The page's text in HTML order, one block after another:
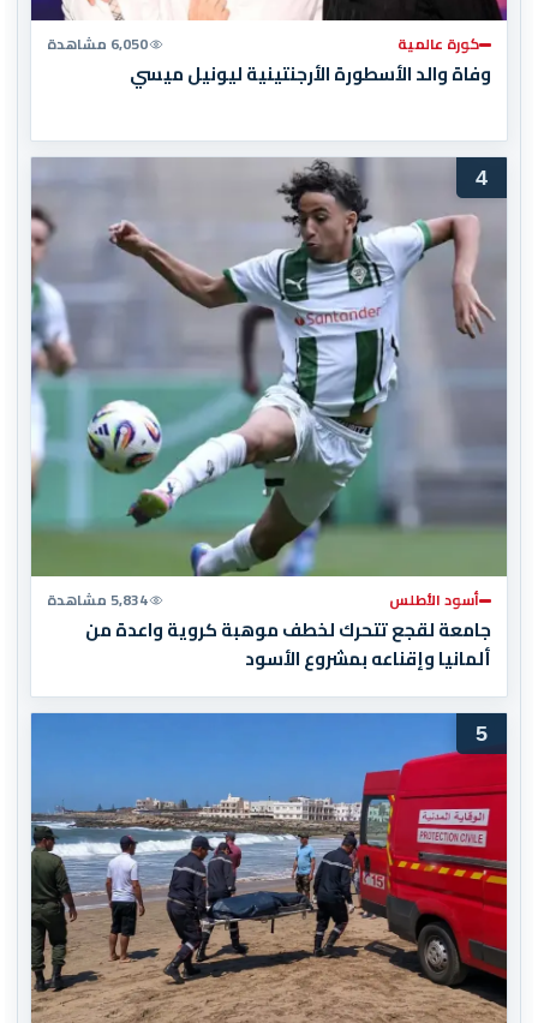
كورة عالمية 6,050 مشاهدة
وفاة والد الأسطورة الأرجنتينية ليونيل ميسي
4
أسود الأطلس 5,834 مشاهدة
جامعة لقجع تتحرك لخطف موهبة كروية واعدة من
ألمانيا وإقناعه بمشروع الأسود
5